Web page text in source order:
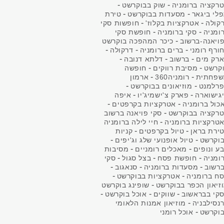
ברומניה - שוק בבוקרשט -
ביגאר - מסעדות בבוקרשט - טירת
- אטרקציות בקלוז'- חופשות סקי
- סקי ברומניה - חופשת סקי
ברשוב - כיכר המהפכה בוקרשט
חורף רומני - ברים ברומניה - דרקולה -
מים - ברשוב - דלתא דנובה -
- מסיבת רווקים - חופשה
- רומניה360 - ארמון
- מוזיאונים בבוקרשט -
- פארק צ'ישמיג'יו - איפה
ברומניה - אטרקציות בקרפטים -
בבוקרשט - סקי פויאנה ברשוב
אטרקציות ברומניה - חיי לילה ברומניה
טירת בראן - טיול בקרפטים - קניות
- טיול אופנועי שלג וג'יפים -
ונופים - מאכלים רומניים - מסיבות
- חופשת פסח - בצל סגול- סקי
- מסעדות ברומניה - סנאגוב -
ברומניה - אטרקציות בבוקרשט -
הכפר בבוקרשט - שופינג בוקרשט
סקי בבראשוב - שווקים - אוכל בוקרשט -
- מוזיאון אמנות הלאומי
- אוכל רומני